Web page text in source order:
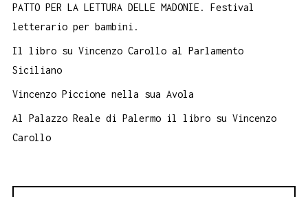
PATTO PER LA LETTURA DELLE MADONIE. Festival
letterario per bambini.
Il libro su Vincenzo Carollo al Parlamento
Siciliano
Vincenzo Piccione nella sua Avola
Al Palazzo Reale di Palermo il libro su Vincenzo
Carollo